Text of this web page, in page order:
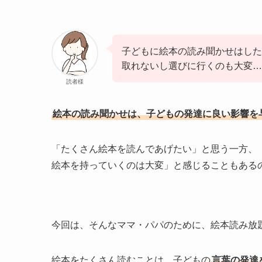
読者様
子どもに絵本の読み聞かせはし
取れないし選びに行くのも大変
絵本の読み聞かせは、子どもの発達に良い影響を
「たくさん絵本を読んであげたい」と思う一方
絵本を持っていくのは大変」と感じることもある
今回は、そんなママ・パパのために、絵本読み
絵本をたくさん読むことは、子どもの言葉の発達